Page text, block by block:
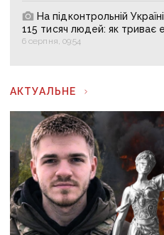
На підконтрольній
115 тисяч людей: як триває
6 серпня, 09:54
АКТУАЛЬНЕ